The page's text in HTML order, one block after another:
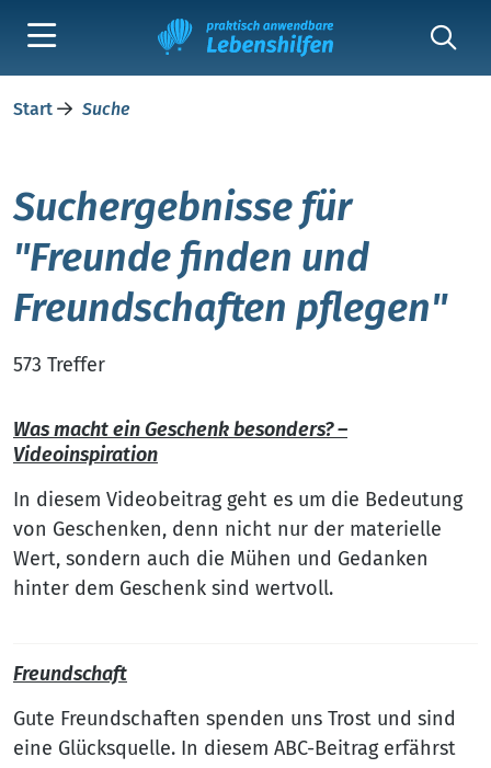
Start Suche
Suchergebnisse für
"Freunde finden und
Freundschaften pflegen"
573 Treffer
Was macht ein Geschenk besonders? –
Videoinspiration
In diesem Videobeitrag geht es um die Bedeutung
von Geschenken, denn nicht nur der materielle
Wert, sondern auch die Mühen und Gedanken
hinter dem Geschenk sind wertvoll.
Freundschaft
Gute Freundschaften spenden uns Trost und sind
eine Glücksquelle. In diesem ABC-Beitrag erfährst